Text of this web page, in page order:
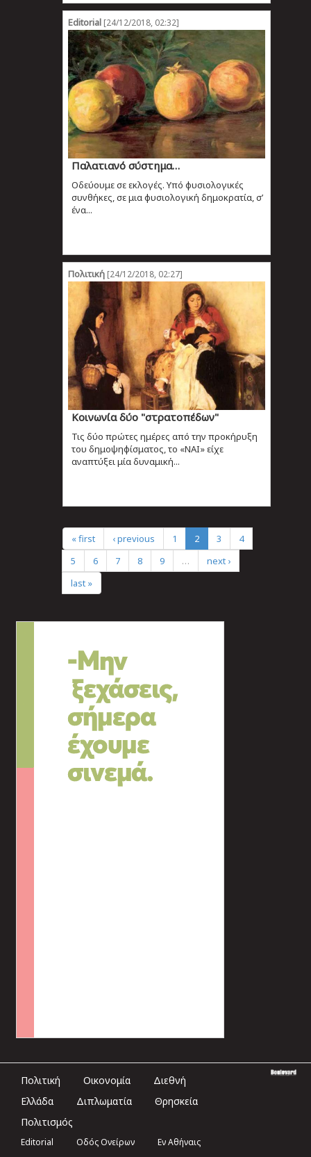
Editorial[24/12/2018, 02:32]
Παλατιανό σύστημα…
Οδεύουμε σε εκλογές. Υπό φυσιολογικές
συνθήκες, σε μια φυσιολογική δημοκρατία, σ’
ένα...
Πολιτική[24/12/2018, 02:27]
Κοινωνία δύο "στρατοπέδων"
Τις δύο πρώτες ημέρες από την προκήρυξη
του δημοψηφίσματος, το «ΝΑΙ» είχε
αναπτύξει μία δυναμική...
« first ‹ previous 1 2 3
4
5
6 7 8 9 …
next ›
last »
Πολιτική Οικονομία
Διεθνή
Ελλάδα
Διπλωματία
Θρησκεία
Πολιτισμός
Editorial Οδός Ονείρων
Εν Αθήναις